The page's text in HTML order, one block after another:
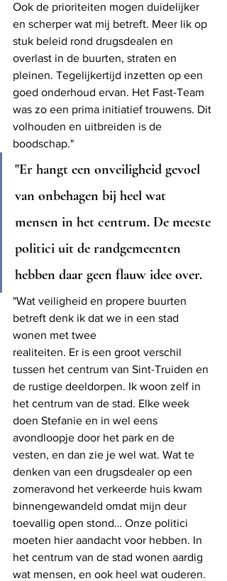
Ook de prioriteiten mogen duidelijker
en scherper wat mij betreft. Meer lik op
stuk beleid rond drugsdealen en
overlast in de buurten, straten en
pleinen. Tegelijkertijd inzetten op een
goed onderhoud ervan. Het Fast-Team
was zo een prima initiatief trouwens. Dit
volhouden en uitbreiden is de
boodschap."
"Er hangt een onveiligheid gevoel
van onbehagen bij heel wat
mensen in het centrum. De meeste
politici uit de randgemeenten
hebben daar geen flauw idee over.
"Wat veiligheid en propere buurten
betreft denk ik dat we in een stad
wonen met twee
realiteiten. Er is een groot verschil
tussen het centrum van Sint-Truiden en
de rustige deeldorpen. Ik woon zelf in
het centrum van de stad. Elke week
doen Stefanie en in wel eens
avondloopje door het park en de
vesten, en dan zie je wel wat. Wat te
denken van een drugsdealer op een
zomeravond het verkeerde huis kwam
binnengewandeld omdat mijn deur
toevallig open stond… Onze politici
moeten hier aandacht voor hebben. In
het centrum van de stad wonen aardig
wat mensen, en ook heel wat ouderen.